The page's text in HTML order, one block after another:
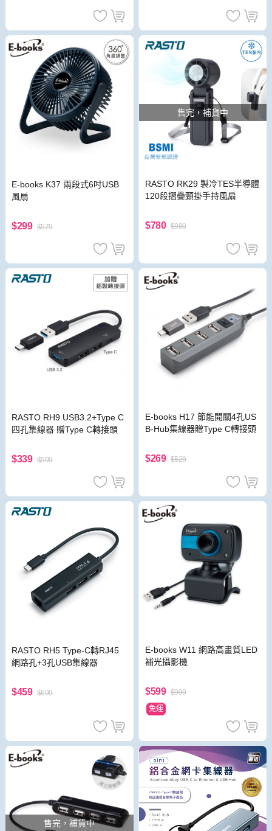
E-books K37 兩段式6吋USB
風扇
$299 $579
售完，補貨中
RASTO RK29 製冷TES半導體
120段摺疊頸掛手持風扇
$780 $980
RASTO RH9 USB3.2+Type C
四孔集線器 贈Type C轉接頭
$339 $599
E-books H17 節能開關4孔US
B-Hub集線器贈Type C轉接頭
$269 $529
RASTO RH5 Type-C轉RJ45
網路孔+3孔USB集線器
$459 $699
E-books W11 網路高畫質LED
補光攝影機
$599 $999
免運
售完，補貨中